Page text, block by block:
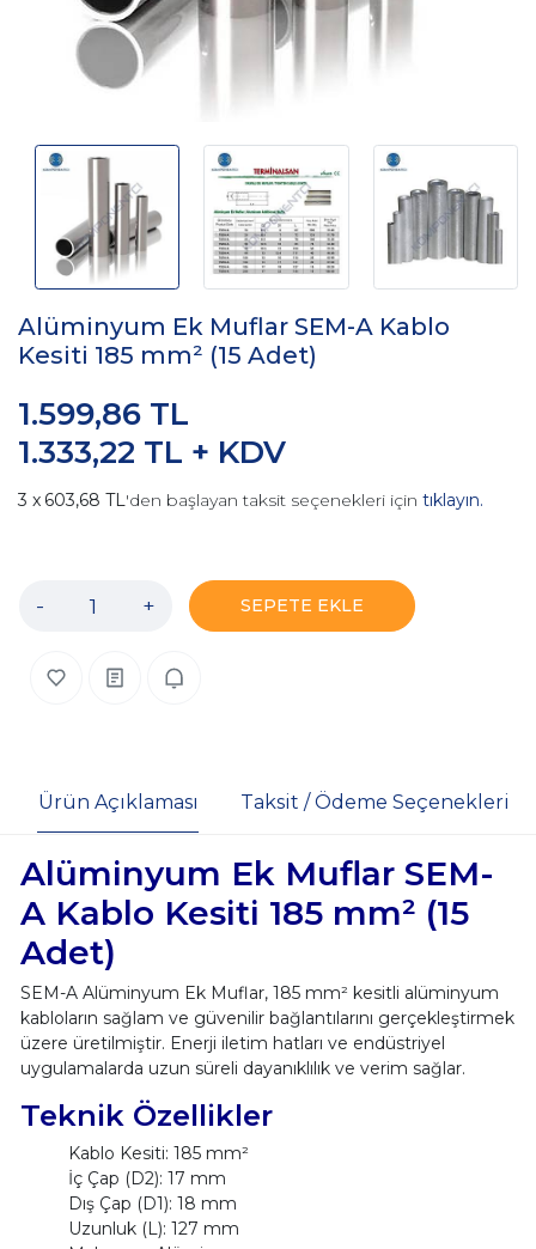
Alüminyum Ek Muflar SEM-A Kablo
Kesiti 185 mm² (15 Adet)
1.333,22 TL + KDV
1.599,86 TL
603,68 TL'den başlayan taksit seçenekleri için tıklayın.
- + SEPETE EKLE
Ürün Açıklaması Taksit / Ödeme Seçenekleri
Alüminyum Ek Muflar SEM-
A Kablo Kesiti 185 mm² (15
Adet)
SEM-A Alüminyum Ek Muflar, 185 mm² kesitli alüminyum
kabloların sağlam ve güvenilir bağlantılarını gerçekleştirmek
üzere üretilmiştir. Enerji iletim hatları ve endüstriyel
uygulamalarda uzun süreli dayanıklılık ve verim sağlar.
Teknik Özellikler
Kablo Kesiti: 185 mm²
İç Çap (D2): 17 mm
Dış Çap (D1): 18 mm
Uzunluk (L): 127 mm